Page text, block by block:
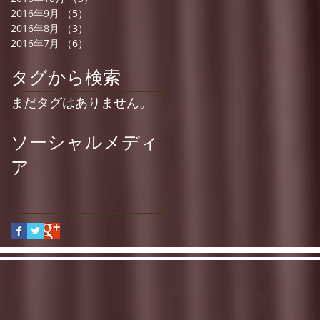
2016年9月
（5）
2016年8月
（3）
2016年7月
（6）
タグから検索
まだタグはありません。
ソーシャルメディ
ア